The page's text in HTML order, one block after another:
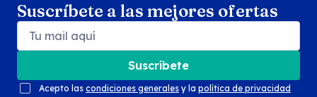
Suscríbete a las mejores ofertas
Suscríbete
Acepto las condiciones generales y la política de privacidad